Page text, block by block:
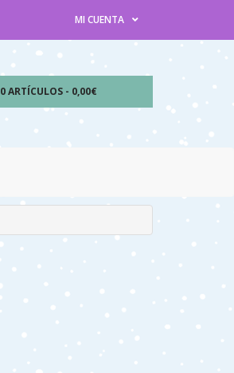
MI CUENTA
0 ARTÍCULOS - 0,00€